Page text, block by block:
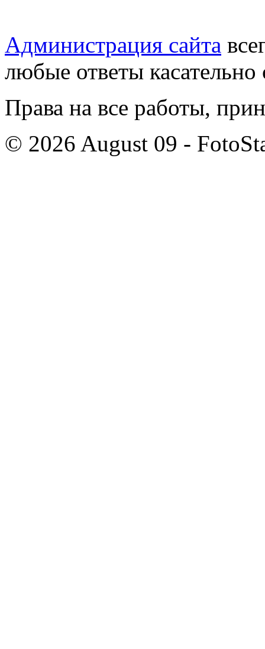
Администрация сайта
любые ответы касательно
Права на все работы,
© 2026 August 09 -